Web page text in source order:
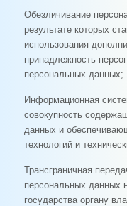
Обезличивание
результате которых
использования
принадлежность
персональных данных;
Информационная
совокупность
данных и
технологий и
Трансграничная
персональных данных
государства органу